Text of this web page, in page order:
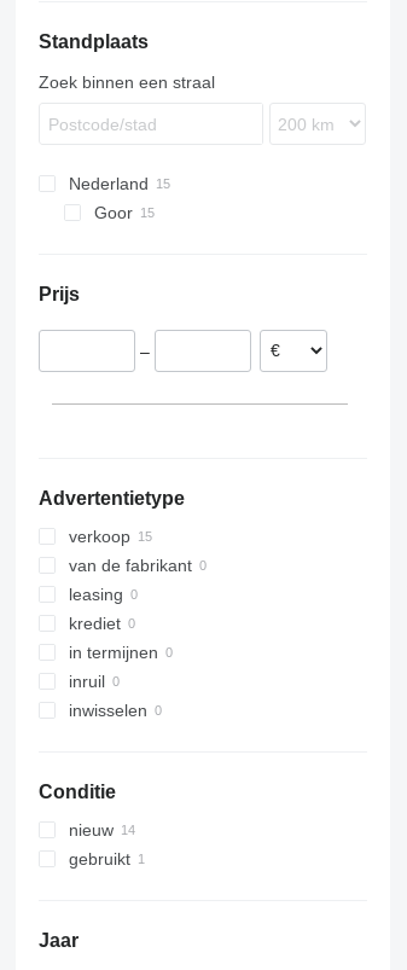
D series
M-series
X-Way
TGS
Econic
MB
O-series
Travego
T-series
EC
FL
FM
L-series
VNL
Standplaats
Zoek binnen een straal
Nederland
Goor
Prijs
–
Advertentietype
verkoop
van de fabrikant
leasing
krediet
in termijnen
inruil
inwisselen
Conditie
nieuw
gebruikt
Jaar